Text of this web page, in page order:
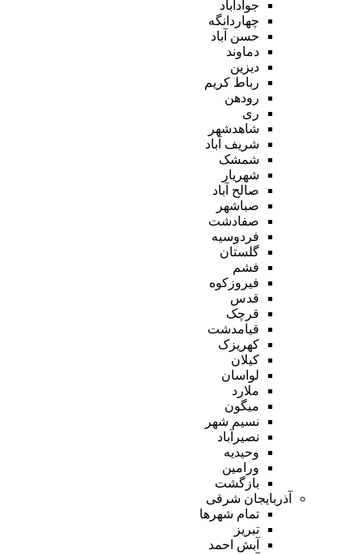
جوادآباد
چهاردانگه
حسن آباد
دماوند
دیزین
رباط کریم
رودهن
ری
شاهدشهر
شریف آباد
شمشک
شهریار
صالح آباد
صباشهر
صفادشت
فردوسیه
گلستان
فشم
فیروزکوه
قدس
قرچک
قیامدشت
کهریزک
کیلان
لواسان
ملارد
میگون
نسیم شهر
نصیرآباد
وحیدیه
ورامین
بازگشت
آذربایجان شرقی
تمام شهر‌ها
تبریز
آبش احمد